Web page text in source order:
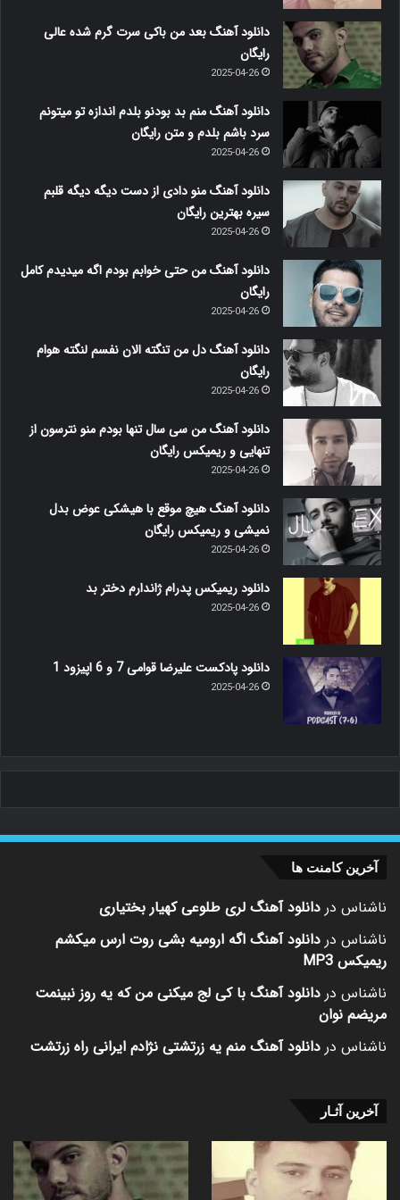
دانلود آهنگ بعد من باکی سرت گرم شده عالی
رایگان
2025-04-26
دانلود آهنگ منم بد بودنو بلدم اندازه تو میتونم
سرد باشم بلدم و متن رایگان
2025-04-26
دانلود آهنگ منو دادی از دست دیگه دیگه قلبم
سیره بهترین رایگان
2025-04-26
دانلود آهنگ من حتی خوابم بودم اگه میدیدم کامل
رایگان
2025-04-26
دانلود آهنگ دل من تنگته الان نفسم لنگته هوام
رایگان
2025-04-26
دانلود آهنگ من سی سال تنها بودم منو نترسون از
تنهایی و ریمیکس رایگان
2025-04-26
دانلود آهنگ هیچ موقع با هیشکی عوض بدل
نمیشی و ریمیکس رایگان
2025-04-26
دانلود ریمیکس پدرام ژاندارم دختر بد
2025-04-26
دانلود پادکست علیرضا قوامی 7 و 6 اپیزود 1
2025-04-26
آخرین کامنت ها
ناشناس در دانلود آهنگ لری طلوعی کهیار بختیاری
ناشناس در دانلود آهنگ اگه ارومیه بشی روت ارس میکشم
ریمیکس MP3
ناشناس در دانلود آهنگ با کی لج میکنی من که یه روز نبینمت
مریضم نوان
ناشناس در دانلود آهنگ منم یه زرتشتی نژادم ایرانی راه زرتشت
آخرین آثـار